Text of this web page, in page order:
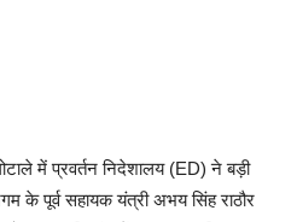
में प्रवर्तन निदेशालय (ED) ने बड़ी
के पूर्व सहायक यंत्री अभय सिंह राठौर